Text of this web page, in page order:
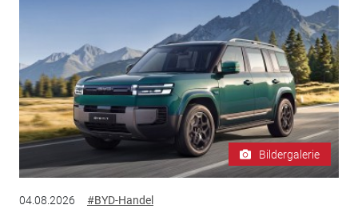
Bildergalerie
04.08.2026 #BYD-Handel